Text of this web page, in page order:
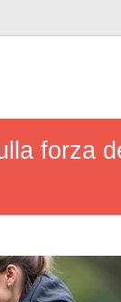
forza